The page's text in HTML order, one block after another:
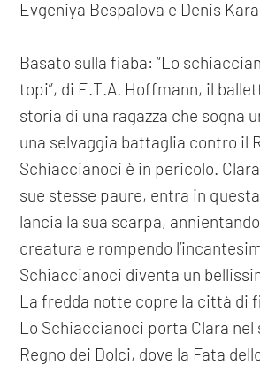
Evgeniya Bespalova e Denis
Basato sulla fiaba: “Lo
topi”, di E.T.A. Hoffmann, il
storia di una ragazza che sogna
una selvaggia battaglia contro il
Schiaccianoci è in pericolo.
sue stesse paure, entra in
lancia la sua scarpa,
creatura e rompendo
Schiaccianoci diventa un
La fredda notte copre la città di
Lo Schiaccianoci porta Clara nel
Regno dei Dolci, dove la Fata